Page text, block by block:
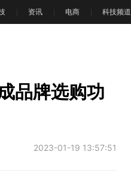
资讯 电商 科技频道
品牌选购功
2023-01-19 13:57:51